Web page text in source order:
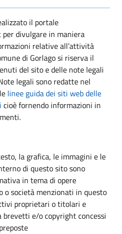
il portale
per divulgare in maniera
relative all’attività
di Gorlago si riserva il
del sito e delle note legali
legali sono redatte nel
linee guida dei siti web delle
cioè fornendo informazioni in
la grafica, le immagini e le
di questo sito sono
in tema di opere
o società menzionati in questo
proprietari o titolari e
brevetti e/o copyright concessi